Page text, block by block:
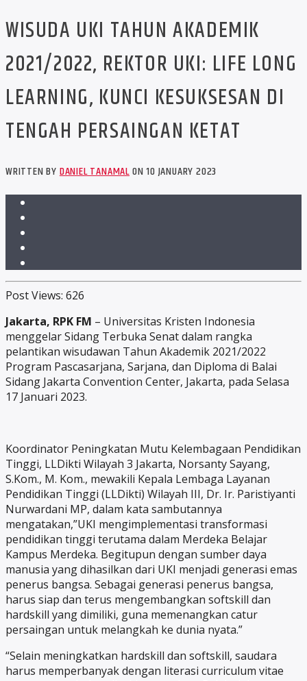
WISUDA UKI TAHUN AKADEMIK
2021/2022, REKTOR UKI: LIFE LONG
LEARNING, KUNCI KESUKSESAN DI
TENGAH PERSAINGAN KETAT
WRITTEN BYDANIEL TANAMALON 10 JANUARY 2023
Post Views: 626
Jakarta, RPK FM – Universitas Kristen Indonesia
menggelar Sidang Terbuka Senat dalam rangka
pelantikan wisudawan Tahun Akademik 2021/2022
Program Pascasarjana, Sarjana, dan Diploma di Balai
Sidang Jakarta Convention Center, Jakarta, pada Selasa
17 Januari 2023.
Koordinator Peningkatan Mutu Kelembagaan Pendidikan
Tinggi, LLDikti Wilayah 3 Jakarta, Norsanty Sayang,
S.Kom., M. Kom., mewakili Kepala Lembaga Layanan
Pendidikan Tinggi (LLDikti) Wilayah III, Dr. Ir. Paristiyanti
Nurwardani MP, dalam kata sambutannya
mengatakan,”UKI mengimplementasi transformasi
pendidikan tinggi terutama dalam Merdeka Belajar
Kampus Merdeka. Begitupun dengan sumber daya
manusia yang dihasilkan dari UKI menjadi generasi emas
penerus bangsa. Sebagai generasi penerus bangsa,
harus siap dan terus mengembangkan softskill dan
hardskill yang dimiliki, guna memenangkan catur
persaingan untuk melangkah ke dunia nyata.”
“Selain meningkatkan hardskill dan softskill, saudara
harus memperbanyak dengan literasi curriculum vitae